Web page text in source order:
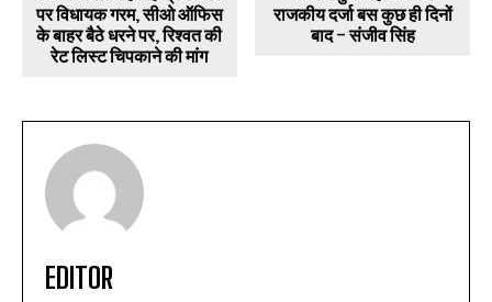
पर विधायक गरम, सीओ ऑफिस
के बाहर बैठे धरने पर, रिश्वत की
रेट लिस्ट चिपकाने की मांग
राजकीय दर्जा बस कुछ ही दिनों
बाद – संजीव सिंह
EDITOR